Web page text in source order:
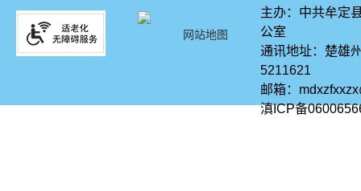
网站地图
主办：中共牟定
公室
通讯地址：楚雄
5211621
邮箱：
滇ICP备